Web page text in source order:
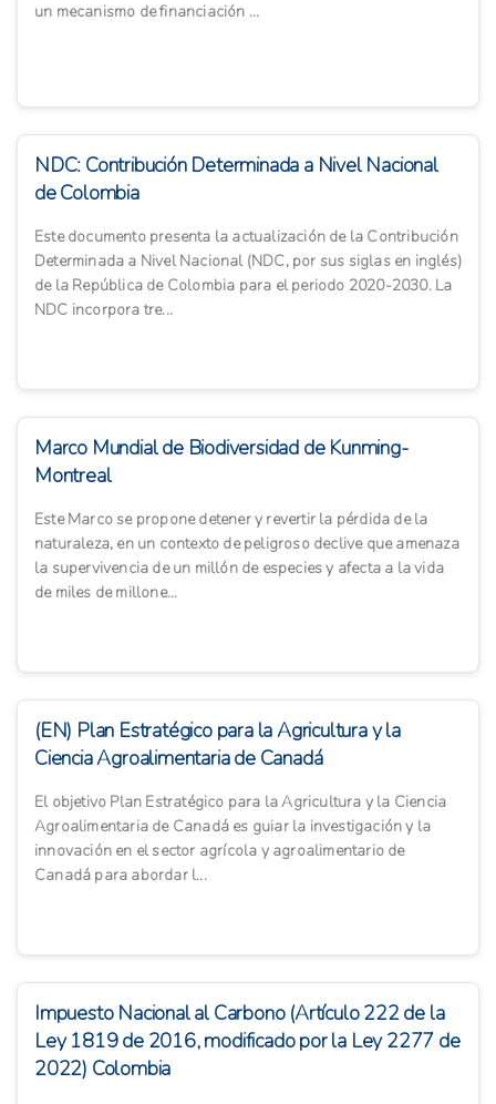
un mecanismo de financiación ...
NDC: Contribución Determinada a Nivel Nacional
de Colombia
Este documento presenta la actualización de la Contribución
Determinada a Nivel Nacional (NDC, por sus siglas en inglés)
de la República de Colombia para el periodo 2020-2030. La
NDC incorpora tre...
Marco Mundial de Biodiversidad de Kunming-
Montreal
Este Marco se propone detener y revertir la pérdida de la
naturaleza, en un contexto de peligroso declive que amenaza
la supervivencia de un millón de especies y afecta a la vida
de miles de millone...
(EN) Plan Estratégico para la Agricultura y la
Ciencia Agroalimentaria de Canadá
El objetivo Plan Estratégico para la Agricultura y la Ciencia
Agroalimentaria de Canadá es guiar la investigación y la
innovación en el sector agrícola y agroalimentario de
Canadá para abordar l...
Impuesto Nacional al Carbono (Artículo 222 de la
Ley 1819 de 2016, modificado por la Ley 2277 de
2022) Colombia